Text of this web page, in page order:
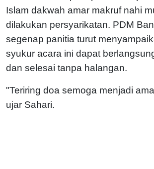
Islam dakwah amar makruf nahi
dilakukan persyarikatan. PDM
segenap panitia turut
syukur acara ini dapat
dan selesai tanpa halangan.
"Teriring doa semoga menjadi
ujar Sahari.